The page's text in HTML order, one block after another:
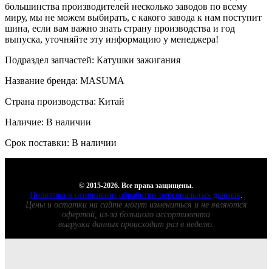
большинства производителей несколько заводов по всему
миру, мы не можем выбирать, с какого завода к нам поступит
шина, если вам важно знать страну производства и год
выпуска, уточняйте эту информацию у менеджера!
Подраздел запчастей: Катушки зажигания
Название бренда: MASUMA
Страна производства: Китай
Наличие: В наличии
Срок поставки: В наличии
© 2015-2026. Все права защищены.
Политика в отношении обработки персональных данных.
Цены и остатки на сайте могут измениться и не являются
офертой, из-за большого ассортимента
выгрузка данных происходит раз в неделю.